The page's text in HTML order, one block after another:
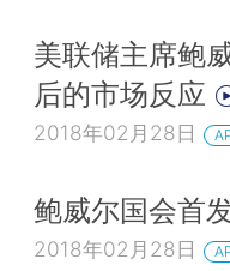
美联储主席鲍
后的市场反应
2018年02月28日
鲍威尔国会首
2018年02月28日